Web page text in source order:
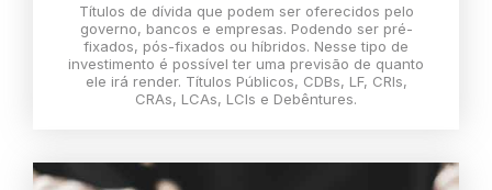
Títulos de dívida que podem ser oferecidos pelo
governo, bancos e empresas. Podendo ser pré-
fixados, pós-fixados ou híbridos. Nesse tipo de
investimento é possível ter uma previsão de quanto
ele irá render. Títulos Públicos, CDBs, LF, CRIs,
CRAs, LCAs, LCIs e Debêntures.